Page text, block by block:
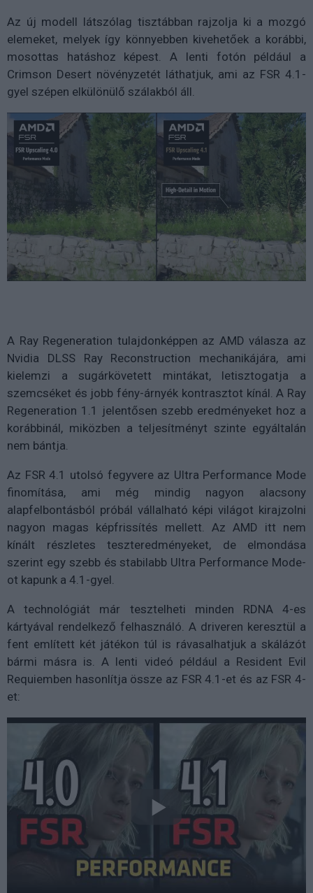
Az új modell látszólag tisztábban rajzolja ki a mozgó
elemeket, melyek így könnyebben kivehetőek a korábbi,
mosottas hatáshoz képest. A lenti fotón például a
Crimson Desert növényzetét láthatjuk, ami az FSR 4.1-
gyel szépen elkülönülő szálakból áll.
A Ray Regeneration tulajdonképpen az AMD válasza az
Nvidia DLSS Ray Reconstruction mechanikájára, ami
kielemzi a sugárkövetett mintákat, letisztogatja a
szemcséket és jobb fény-árnyék kontrasztot kínál. A Ray
Regeneration 1.1 jelentősen szebb eredményeket hoz a
korábbinál, miközben a teljesítményt szinte egyáltalán
nem bántja.
Az FSR 4.1 utolsó fegyvere az Ultra Performance Mode
finomítása, ami még mindig nagyon alacsony
alapfelbontásból próbál vállalható képi világot kirajzolni
nagyon magas képfrissítés mellett. Az AMD itt nem
kínált részletes teszteredményeket, de elmondása
szerint egy szebb és stabilabb Ultra Performance Mode-
ot kapunk a 4.1-gyel.
A technológiát már tesztelheti minden RDNA 4-es
kártyával rendelkező felhasználó. A driveren keresztül a
fent említett két játékon túl is rávasalhatjuk a skálázót
bármi másra is. A lenti videó például a Resident Evil
Requiemben hasonlítja össze az FSR 4.1-et és az FSR 4-
et: